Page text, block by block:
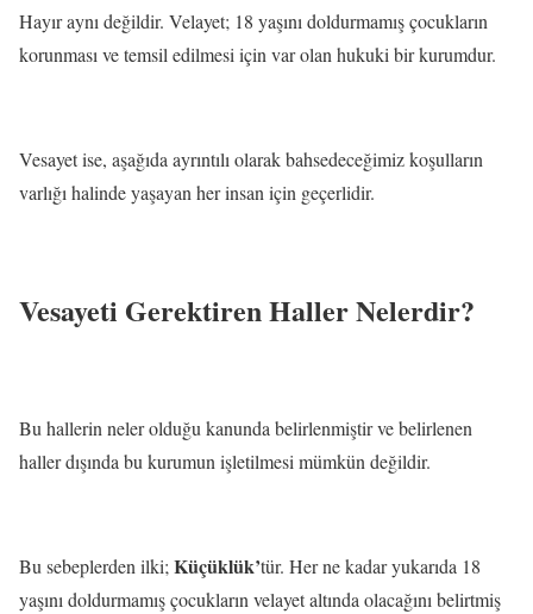
Hayır aynı değildir. Velayet; 18 yaşını doldurmamış çocukların
korunması ve temsil edilmesi için var olan hukuki bir kurumdur.
Vesayet ise, aşağıda ayrıntılı olarak bahsedeceğimiz koşulların
varlığı halinde yaşayan her insan için geçerlidir.
Vesayeti Gerektiren Haller Nelerdir?
Bu hallerin neler olduğu kanunda belirlenmiştir ve belirlenen
haller dışında bu kurumun işletilmesi mümkün değildir.
Bu sebeplerden ilki;Küçüklük’tür. Her ne kadar yukarıda 18
yaşını doldurmamış çocukların velayet altında olacağını belirtmiş